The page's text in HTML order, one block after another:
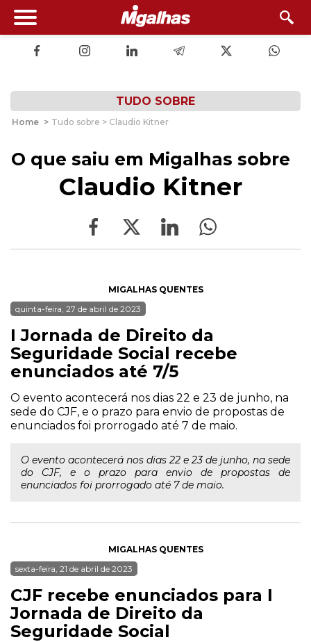
TUDO SOBRE
Home > Tudo sobre > Claudio Kitner
O que saiu em Migalhas sobre
Claudio Kitner
MIGALHAS QUENTES
quinta-feira, 27 de abril de 2023
I Jornada de Direito da
Seguridade Social recebe
enunciados até 7/5
O evento acontecerá nos dias 22 e 23 de junho, na
sede do CJF, e o prazo para envio de propostas de
enunciados foi prorrogado até 7 de maio.
O evento acontecerá nos dias 22 e 23 de junho, na sede
do CJF, e o prazo para envio de propostas de
enunciados foi prorrogado até 7 de maio.
MIGALHAS QUENTES
sexta-feira, 21 de abril de 2023
CJF recebe enunciados para I
Jornada de Direito da
Seguridade Social